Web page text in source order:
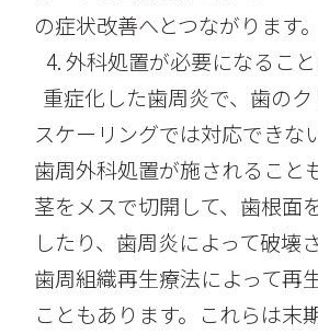
の症状改善へとつながります。
外科処置が必要になるこ
重症化した歯周炎で、歯の
スケーリングでは対応できな
歯周外科処置が施されること
茎をメスで切開して、歯根面
したり、歯周炎によって破壊
歯周組織再生療法によって再
こともあります。これらは末